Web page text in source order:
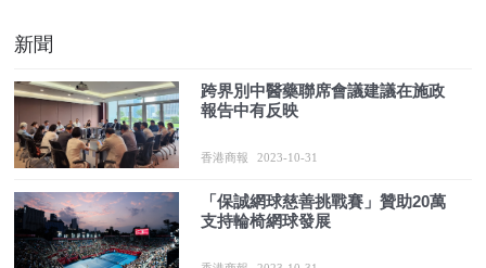
新聞
跨界別中醫藥聯席會議建議在施政
報告中有反映
香港商報 2023-10-31
「保誠網球慈善挑戰賽」贊助20萬
支持輪椅網球發展